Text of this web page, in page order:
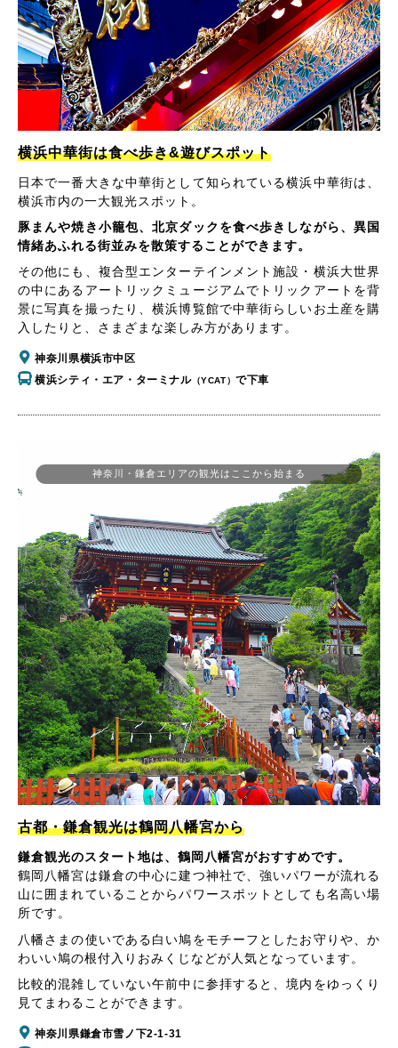
横浜中華街は食べ歩き&遊びスポット
日本で一番大きな中華街として知られている横浜中華街は、
横浜市内の一大観光スポット。
豚まんや焼き小籠包、北京ダックを食べ歩きしながら、異国
情緒あふれる街並みを散策することができます。
その他にも、複合型エンターテインメント施設・横浜大世界
の中にあるアートリックミュージアムでトリックアートを背
景に写真を撮ったり、横浜博覧館で中華街らしいお土産を購
入したりと、さまざまな楽しみ方があります。
神奈川県横浜市中区
横浜シティ・エア・ターミナル（YCAT）で下車
神奈川・鎌倉エリアの観光はここから始まる
古都・鎌倉観光は鶴岡八幡宮から
鎌倉観光のスタート地は、鶴岡八幡宮がおすすめです。
鶴岡八幡宮は鎌倉の中心に建つ神社で、強いパワーが流れる
山に囲まれていることからパワースポットとしても名高い場
所です。
八幡さまの使いである白い鳩をモチーフとしたお守りや、か
わいい鳩の根付入りおみくじなどが人気となっています。
比較的混雑していない午前中に参拝すると、境内をゆっくり
見てまわることができます。
神奈川県鎌倉市雪ノ下2-1-31